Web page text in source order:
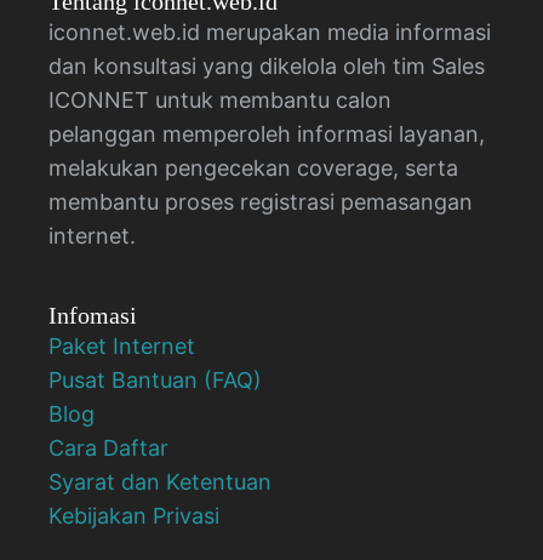
iconnet.web.id merupakan media informasi
dan konsultasi yang dikelola oleh tim Sales
ICONNET untuk membantu calon
pelanggan memperoleh informasi layanan,
melakukan pengecekan coverage, serta
membantu proses registrasi pemasangan
internet.
Infomasi
Paket Internet
Pusat Bantuan (FAQ)
Blog
Cara Daftar
Syarat dan Ketentuan
Kebijakan Privasi